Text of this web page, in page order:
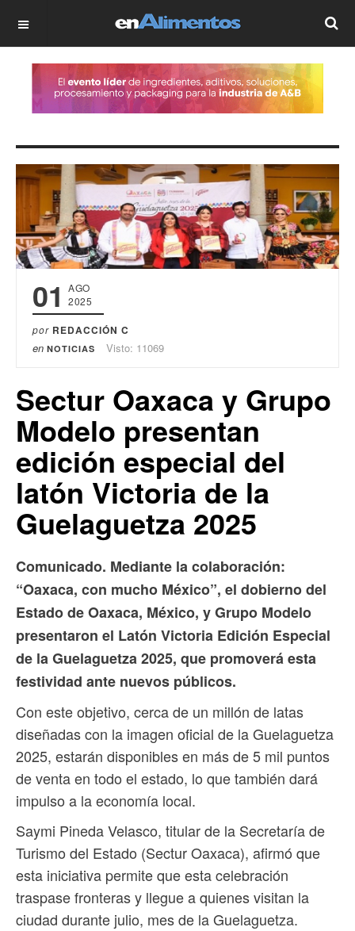
OFF CANVAS
01
AGO
2025
por REDACCIÓN C
en NOTICIAS Visto: 11069
Sectur Oaxaca y Grupo
Modelo presentan
edición especial del
latón Victoria de la
Guelaguetza 2025
Comunicado. Mediante la colaboración:
“Oaxaca, con mucho México”, el dobierno del
Estado de Oaxaca, México, y Grupo Modelo
presentaron el Latón Victoria Edición Especial
de la Guelaguetza 2025, que promoverá esta
festividad ante nuevos públicos.
Con este objetivo, cerca de un millón de latas
diseñadas con la imagen oficial de la Guelaguetza
2025, estarán disponibles en más de 5 mil puntos
de venta en todo el estado, lo que también dará
impulso a la economía local.
Saymi Pineda Velasco, titular de la Secretaría de
Turismo del Estado (Sectur Oaxaca), afirmó que
esta iniciativa permite que esta celebración
traspase fronteras y llegue a quienes visitan la
ciudad durante julio, mes de la Guelaguetza.